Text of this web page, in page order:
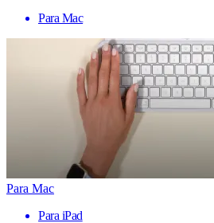
Para Mac
Para Mac
Para iPad